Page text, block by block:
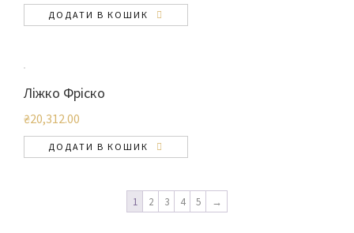
ДОДАТИ В КОШИК
Ліжко Фріско
₴20,312.00
ДОДАТИ В КОШИК
1 2 3 4 5 →